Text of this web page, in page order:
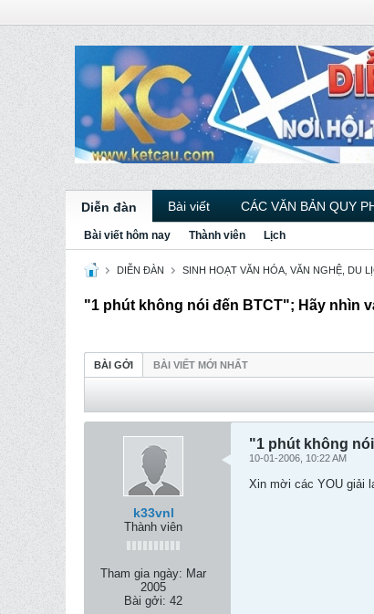
Diễn đàn Bài viết CÁC VĂN BẢN QUY
Bài viết hôm nay Thành viên Lịch
DIỄN ĐÀN SINH HOẠT VĂN HÓA, VĂN NGHỆ, DU
"1 phút không nói đến BTCT"; Hãy nhìn
BÀI GỞI BÀI VIẾT MỚI NHẤT
k33vnl
Thành viên
Tham gia ngày: Mar
2005
Bài gởi: 42
"1 phút không
10-01-2006, 10:22 AM
Xin mời các YOU giải